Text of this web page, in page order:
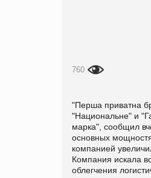
760
"Перша приватна
"Национальне" и
марка", сообщил
основных
компанией
Компания искала
облегчения